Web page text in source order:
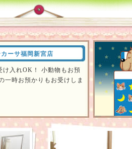
ーサ福岡新宮店
け入れOK！ 小動物もお預
一時お預かりもお受けしま